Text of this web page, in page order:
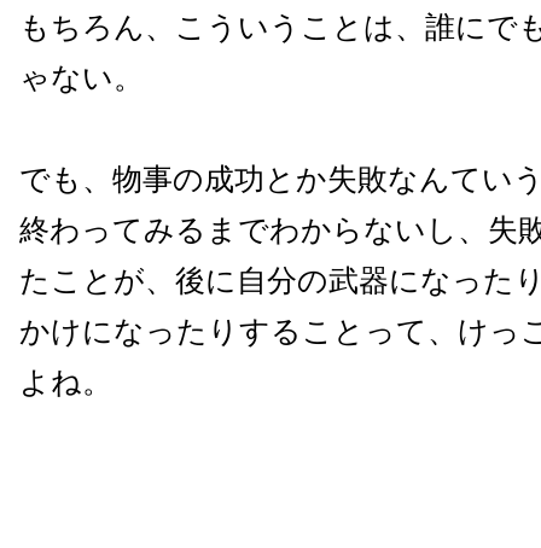
もちろん、こういうことは、誰にで
ゃない。
でも、物事の成功とか失敗なんてい
終わってみるまでわからないし、失
たことが、後に自分の武器になった
かけになったりすることって、けっ
よね。